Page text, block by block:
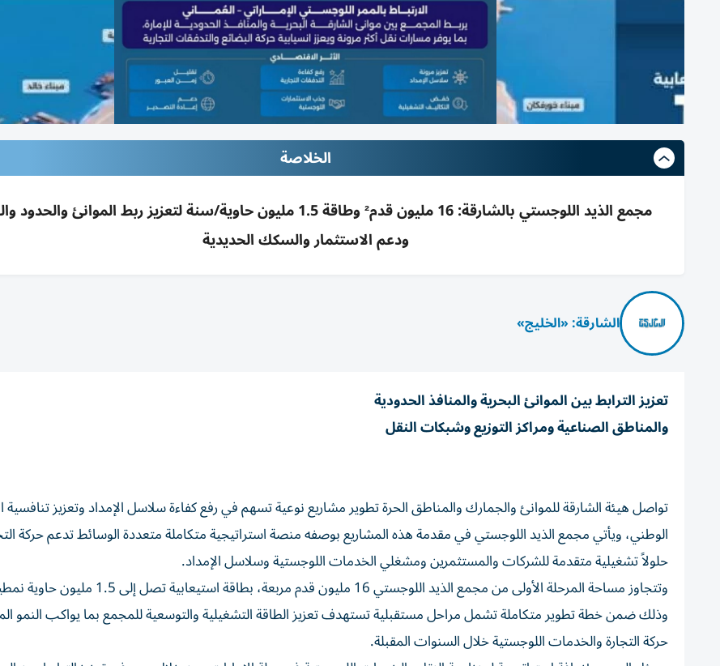
الخلاصة
مجمع الذيد اللوجستي بالشارقة: 16 مليون قدم² وطاقة 1.5 مليون حاوية/سنة لتعزيز ربط الموانئ
ودعم الاستثمار والسكك الحديدية
الشارقة: «الخليج»
تعزيز الترابط بين الموانئ البحرية والمنافذ الحدودية
والمناطق الصناعية ومراكز التوزيع وشبكات النقل
تواصل هيئة الشارقة للموانئ والجمارك والمناطق الحرة تطوير مشاريع نوعية تسهم في رفع كفاءة سلاسل الإمداد وتعزيز تنافسية
الوطني، ويأتي مجمع الذيد اللوجستي في مقدمة هذه المشاريع بوصفه منصة استراتيجية متكاملة متعددة الوسائط تدعم حركة
حلولاً تشغيلية متقدمة للشركات والمستثمرين ومشغلي الخدمات اللوجستية وسلاسل الإمداد.
وتتجاوز مساحة المرحلة الأولى من مجمع الذيد اللوجستي 16 مليون قدم مربعة،
وذلك ضمن خطة تطوير متكاملة تشمل مراحل مستقبلية تستهدف تعزيز الطاقة التشغيلية والتوسعية للمجمع بما يواكب النمو
حركة التجارة والخدمات اللوجستية خلال السنوات المقبلة.